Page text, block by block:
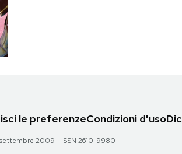
le preferenzeCondizioni d'uso
2009 - ISSN 2610-9980